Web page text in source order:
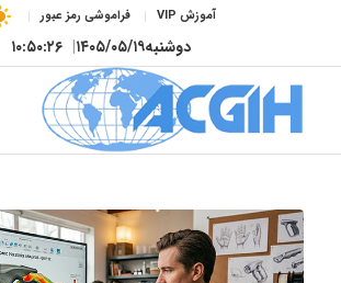
آموزش VIP فراموشی رمز عبور
دوشنبه۱۴۰۵/۰۵/۱۹| ۱۰:۵۰:۲۷